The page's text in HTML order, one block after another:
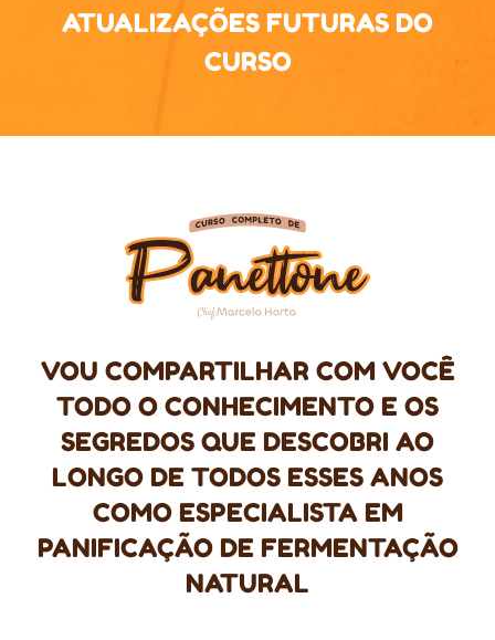
ATUALIZAÇÕES FUTURAS DO
CURSO
VOU COMPARTILHAR COM VOCÊ
TODO O CONHECIMENTO E OS
SEGREDOS QUE DESCOBRI AO
LONGO DE TODOS ESSES ANOS
COMO ESPECIALISTA EM
PANIFICAÇÃO DE FERMENTAÇÃO
NATURAL